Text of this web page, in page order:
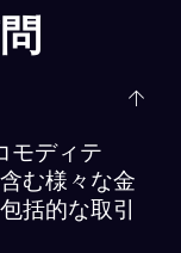
モディテ
む様々な金
括的な取引